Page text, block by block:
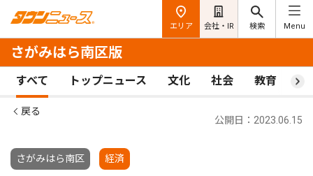
エリア 会社・IR 検索 Menu
さがみはら南区版
すべて トップニュース 文化 社会 教育 ス
戻る
さがみはら南区 経済
公開日：2023.06.15